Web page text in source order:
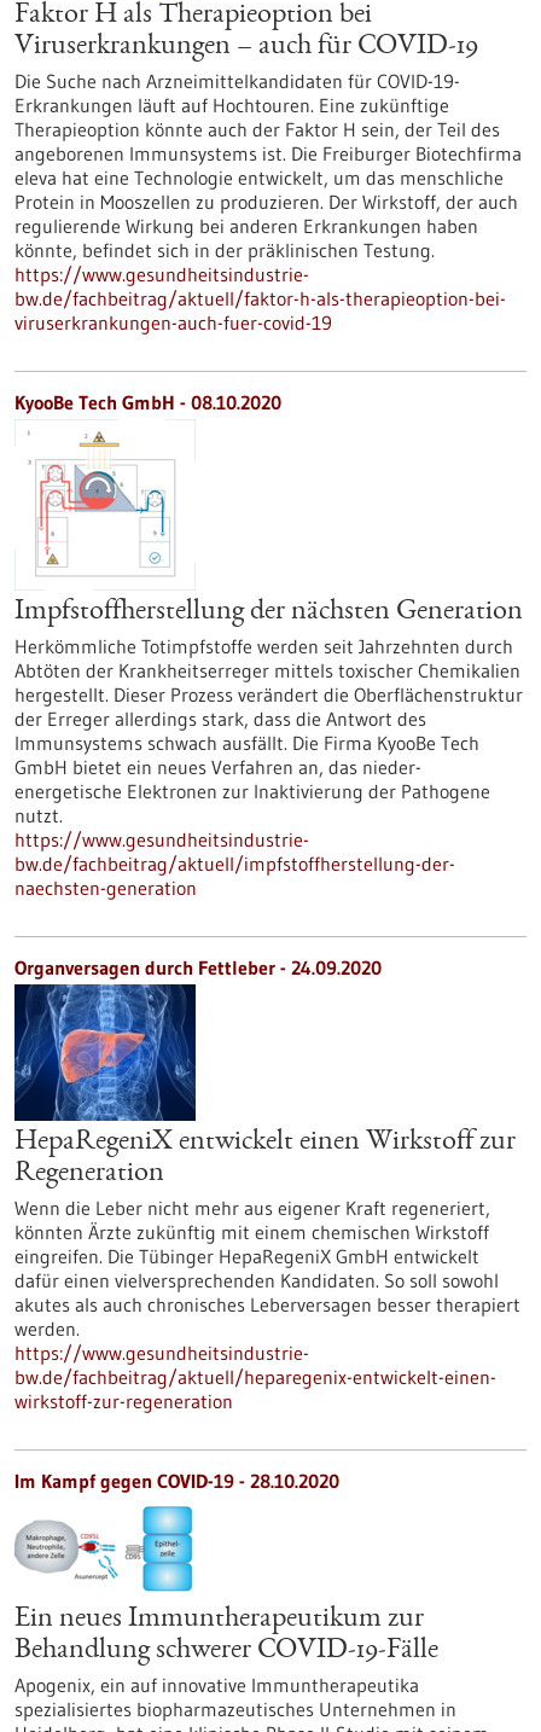
Faktor H als Therapieoption bei
Viruserkrankungen – auch für COVID-19
Die Suche nach Arzneimittelkandidaten für COVID-19-
Erkrankungen läuft auf Hochtouren. Eine zukünftige
Therapieoption könnte auch der Faktor H sein, der Teil des
angeborenen Immunsystems ist. Die Freiburger Biotechfirma
eleva hat eine Technologie entwickelt, um das menschliche
Protein in Mooszellen zu produzieren. Der Wirkstoff, der auch
regulierende Wirkung bei anderen Erkrankungen haben
könnte, befindet sich in der präklinischen Testung.
https://www.gesundheitsindustrie-
bw.de/fachbeitrag/aktuell/faktor-h-als-therapieoption-bei-
viruserkrankungen-auch-fuer-covid-19
KyooBe Tech GmbH - 08.10.2020
Impfstoffherstellung der nächsten Generation
Herkömmliche Totimpfstoffe werden seit Jahrzehnten durch
Abtöten der Krankheitserreger mittels toxischer Chemikalien
hergestellt. Dieser Prozess verändert die Oberflächenstruktur
der Erreger allerdings stark, dass die Antwort des
Immunsystems schwach ausfällt. Die Firma KyooBe Tech
GmbH bietet ein neues Verfahren an, das nieder-
energetische Elektronen zur Inaktivierung der Pathogene
nutzt.
https://www.gesundheitsindustrie-
bw.de/fachbeitrag/aktuell/impfstoffherstellung-der-
naechsten-generation
Organversagen durch Fettleber - 24.09.2020
HepaRegeniX entwickelt einen Wirkstoff zur
Regeneration
Wenn die Leber nicht mehr aus eigener Kraft regeneriert,
könnten Ärzte zukünftig mit einem chemischen Wirkstoff
eingreifen. Die Tübinger HepaRegeniX GmbH entwickelt
dafür einen vielversprechenden Kandidaten. So soll sowohl
akutes als auch chronisches Leberversagen besser therapiert
werden.
https://www.gesundheitsindustrie-
bw.de/fachbeitrag/aktuell/heparegenix-entwickelt-einen-
wirkstoff-zur-regeneration
Im Kampf gegen COVID-19 - 28.10.2020
Ein neues Immuntherapeutikum zur
Behandlung schwerer COVID-19-Fälle
Apogenix, ein auf innovative Immuntherapeutika
spezialisiertes biopharmazeutisches Unternehmen in